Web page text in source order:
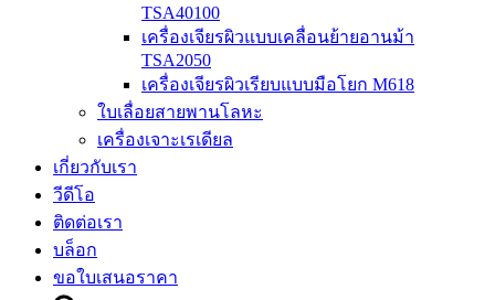
TSA40100
เครื่องเจียรผิวแบบเคลื่อนย้ายอานม้า
TSA2050
เครื่องเจียรผิวเรียบแบบมือโยก M618
ใบเลื่อยสายพานโลหะ
เครื่องเจาะเรเดียล
เกี่ยวกับเรา
วีดีโอ
ติดต่อเรา
บล็อก
ขอใบเสนอราคา